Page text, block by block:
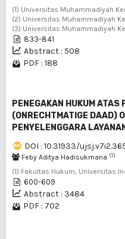
(1) Universitas Muhammadiyah
(2) Universitas Muhammadiyah
(3) Universitas Muhammadiyah
833-841
Abstract : 508
PDF : 188
PENEGAKAN HUKUM ATAS
(ONRECHTMATIGE DAAD)
PENYELENGGARA
DOI : 10.31933/
Feby Aditya Hadisukmana (1)
(1) Fakultas Hukum, Universitas
600-609
Abstract : 3484
PDF : 702